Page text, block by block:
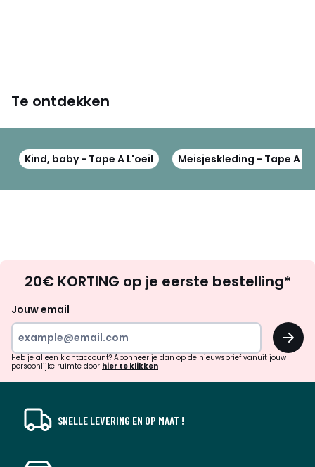
Te ontdekken
Kind, baby - Tape A L'oeil Meisjeskleding - Tape A
zoek
inspiratie
verrassingen?
20€ KORTING op je eerste bestelling*
Jouw email
OK
Heb je al een klantaccount? Abonneer je dan op de nieuwsbrief vanuit jouw
persoonlijke ruimte door hier te klikken
SNELLE LEVERING EN OP MAAT !